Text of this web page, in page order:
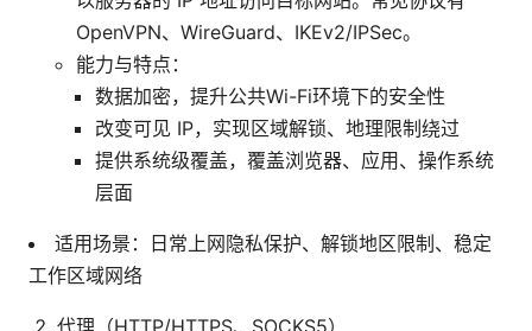
OpenVPN、WireGuard、IKEv2/IPSec。
能力与特点：
数据加密，提升公共Wi-Fi环境下的安全性
改变可见 IP，实现区域解锁、地理限制绕过
提供系统级覆盖，覆盖浏览器、应用、操作系统
层面
适用场景：日常上网隐私保护、解锁地区限制、稳定
工作区域网络